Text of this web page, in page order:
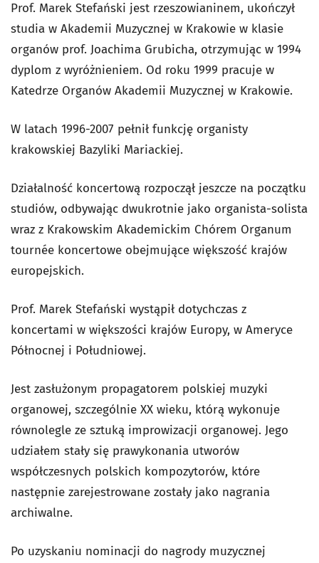
Prof. Marek Stefański jest rzeszowianinem, ukończył
studia w Akademii Muzycznej w Krakowie w klasie
organów prof. Joachima Grubicha, otrzymując w 1994
dyplom z wyróżnieniem. Od roku 1999 pracuje w
Katedrze Organów Akademii Muzycznej w Krakowie.
W latach 1996-2007 pełnił funkcję organisty
krakowskiej Bazyliki Mariackiej.
Działalność koncertową rozpoczął jeszcze na początku
studiów, odbywając dwukrotnie jako organista-solista
wraz z Krakowskim Akademickim Chórem Organum
tournée koncertowe obejmujące większość krajów
europejskich.
Prof. Marek Stefański wystąpił dotychczas z
koncertami w większości krajów Europy, w Ameryce
Północnej i Południowej.
Jest zasłużonym propagatorem polskiej muzyki
organowej, szczególnie XX wieku, którą wykonuje
równolegle ze sztuką improwizacji organowej. Jego
udziałem stały się prawykonania utworów
współczesnych polskich kompozytorów, które
następnie zarejestrowane zostały jako nagrania
archiwalne.
Po uzyskaniu nominacji do nagrody muzycznej